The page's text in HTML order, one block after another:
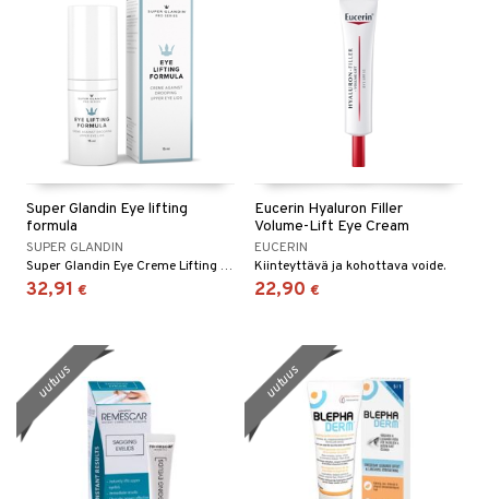
Super Glandin Eye lifting
formula
SUPER GLANDIN
Super Glandin Eye Creme Lifting Formula antaa elinvoimaa yläluomien herkälle ja hienolle iholle.
32,91 €
Eucerin Hyaluron Filler
Volume-Lift Eye Cream
EUCERIN
Kiinteyttävä ja kohottava voide.
22,90 €
uutuus uutuus